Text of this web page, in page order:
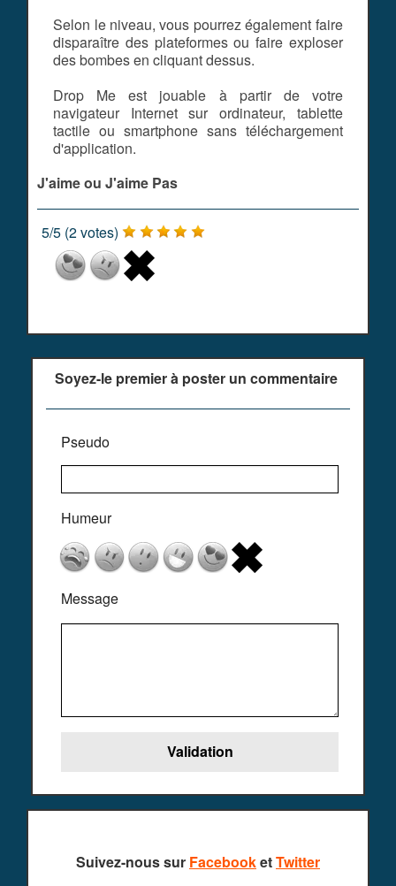
Selon le niveau, vous pourrez également faire
disparaître des plateformes ou faire exploser
des bombes en cliquant dessus.
Drop Me est jouable à partir de votre
navigateur Internet sur ordinateur, tablette
tactile ou smartphone sans téléchargement
d'application.
J'aime ou J'aime Pas
5/5 (2votes)
Soyez-le premier à poster un commentaire
Pseudo
Humeur
Message
Suivez-nous sur FacebooketTwitter